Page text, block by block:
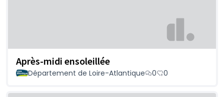
Après-midi ensoleillée
Département de Loire-Atlantique 0 0